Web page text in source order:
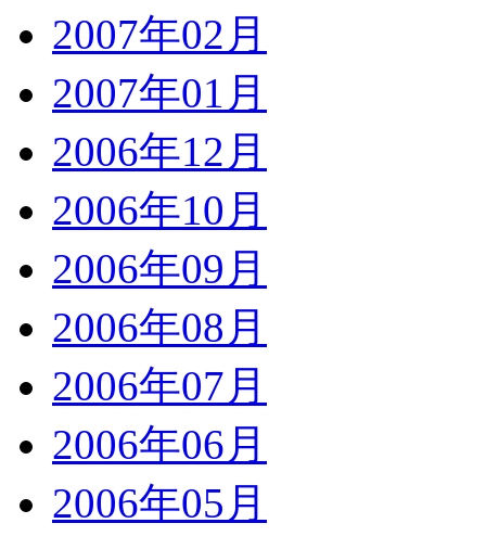
2007年02月
2007年01月
2006年12月
2006年10月
2006年09月
2006年08月
2006年07月
2006年06月
2006年05月